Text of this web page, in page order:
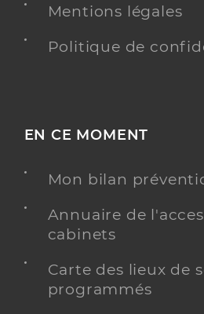
Mentions légales
Politique de
EN CE MOMENT
Mon bilan
Annuaire de
cabinets
Carte des lieux de
programmés